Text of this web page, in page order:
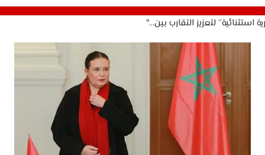
استثنائية” لتعزيز التقارب بين…"